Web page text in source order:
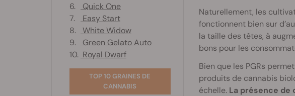
Naturellement, les
fonctionnent bien sur
la taille des têtes, à
bons pour les
Bien que les PGRs
produits de cannabis
échelle. La présence de
6.
Quick One
7.
Easy Start
8.
White Widow
9.
Green Gelato Auto
10. Royal Dwarf
TOP 10 GRAINES DE
CANNABIS